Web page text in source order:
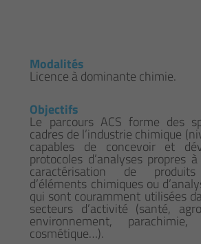
Modalités
Licence à dominante chimie.
Objectifs
Le parcours ACS forme des
cadres de l’industrie chimique
capables de concevoir et
protocoles d’analyses propres
caractérisation de
d’éléments chimiques ou
qui sont couramment utilisées
secteurs d’activité (santé,
environnement, parachimie,
cosmétique…).